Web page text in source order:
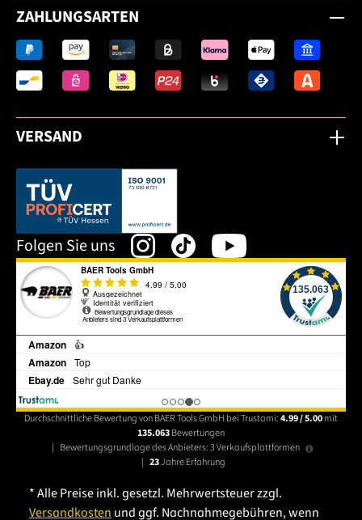
ZAHLUNGSARTEN
VERSAND
Dieser Link öffnet sich in einem neuen Tab.
Folgen Sie uns
Durchschnittliche Bewertung von BAER Tools GmbH bei Trustami:4.99 / 5.00mit
135.063Bewertungen
| Bewertungsgrundlage des Anbieters: 3 Verkaufsplattformen
| 23Jahre Erfahrung
* Alle Preise inkl. gesetzl. Mehrwertsteuer zzgl.
Versandkosten und ggf. Nachnahmegebühren, wenn